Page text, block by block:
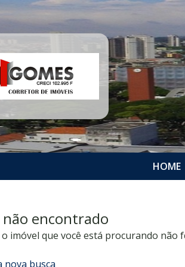
HOME
não encontrado
o imóvel que você está procurando não
nova busca